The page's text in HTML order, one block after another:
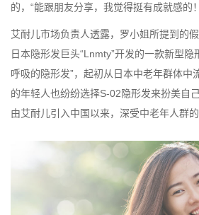
的，“能跟朋友分享，我觉得挺有成就感的
艾耐儿市场负责人透露，罗小姐所提到的
日本隐形发巨头“Lnmty”开发的一款新型隐
呼吸的隐形发”，起初从日本中老年群体中
的年轻人也纷纷选择S-02隐形发来扮美自
由艾耐儿引入中国以来，深受中老年人群的